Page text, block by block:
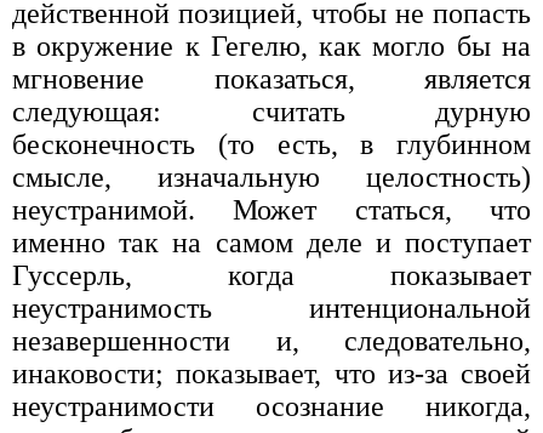
действенной позицией, чтобы не попасть
в окружение к Гегелю, как могло бы на
мгновение показать­ся, является
следующая: считать дурную
бесконечность (то есть, в глу­бинном
смысле, изначальную целостность)
неустранимой. Может статься, что
именно так на самом деле и поступает
Гуссерль, когда показывает
неустранимость интенциональной
незавершенности и, следовательно,
инаковости; показывает, что из-за своей
неустрани­мости осознание никогда,